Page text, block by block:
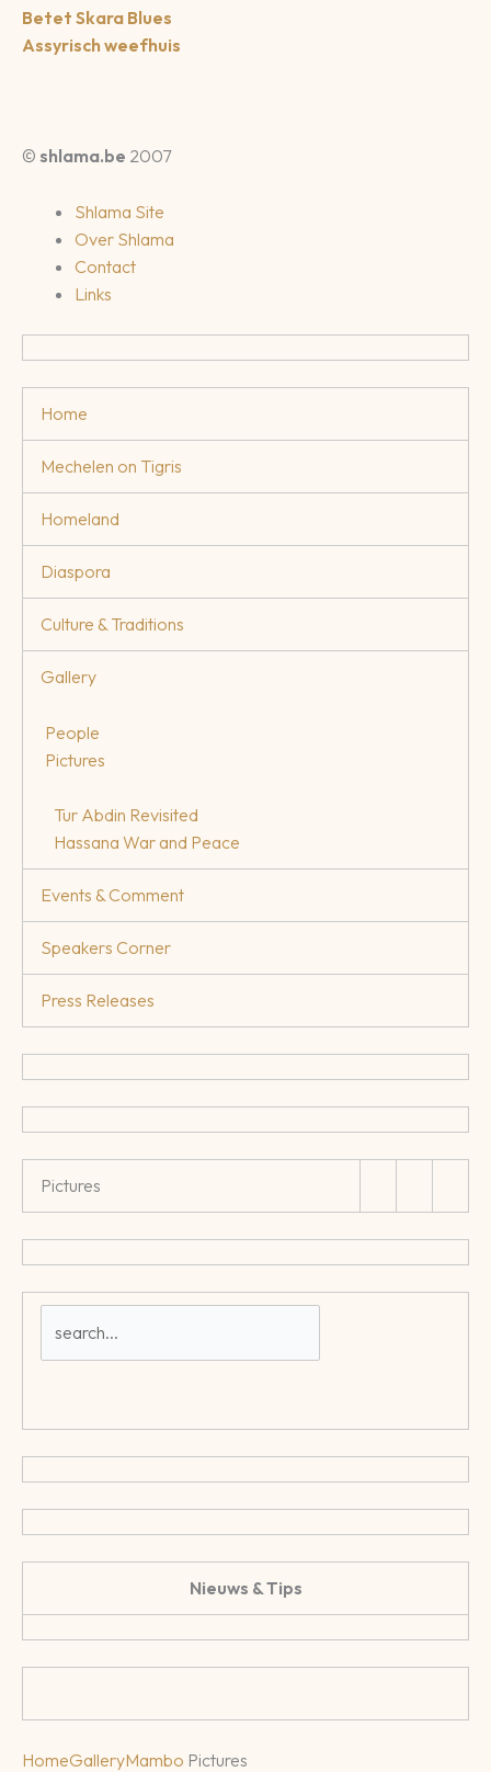
Betet Skara Blues
Assyrisch weefhuis
© shlama.be 2007
Shlama Site
Over Shlama
Contact
Links
Home
Mechelen on Tigris
Homeland
Diaspora
Culture & Traditions
Gallery
People
Pictures
Tur Abdin Revisited
Hassana War and Peace
Events & Comment
Speakers Corner
Press Releases
Pictures
Nieuws & Tips
HomeGalleryMambo Pictures